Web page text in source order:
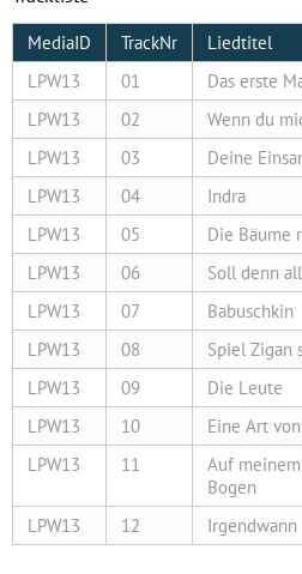
LPW13 01 Das erste
LPW13
02 Wenn du
LPW13
03 Deine
LPW13
04 Indra
LPW13
05 Die Bäume
LPW13
06 Soll denn
LPW13
07 Babuschkin
LPW13
08 Spiel Zigan
LPW13
09 Die Leute
LPW13
10 Eine Art
LPW13
11
Auf
Bogen
LPW13 12 Irgendwann
MediaID TrackNr Liedtitel